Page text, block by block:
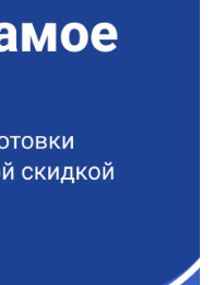
>
сухого
массы
—неверно
—